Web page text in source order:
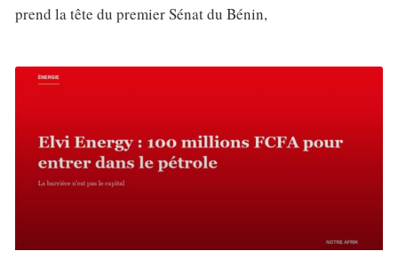
prend la tête du premier Sénat du Bénin,